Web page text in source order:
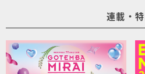
連載・